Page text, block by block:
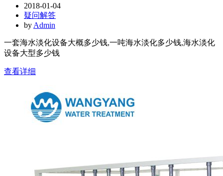
2018-01-04
疑问解答
byAdmin
一套海水淡化设备大概多少钱,一吨海水淡化多少钱,海水淡化
设备大型多少钱
查看详细